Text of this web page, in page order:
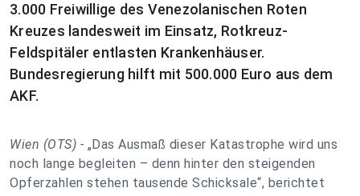
3.000 Freiwillige des Venezolanischen Roten
Kreuzes landesweit im Einsatz, Rotkreuz-
Feldspitäler entlasten Krankenhäuser.
Bundesregierung hilft mit 500.000 Euro aus dem
AKF.
Wien (OTS) - „Das Ausmaß dieser Katastrophe wird uns
noch lange begleiten – denn hinter den steigenden
Opferzahlen stehen tausende Schicksale“, berichtet